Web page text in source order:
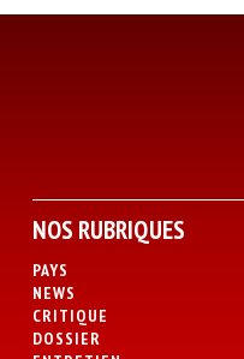
NOS RUBRIQUES
PAYS
NEWS
CRITIQUE
DOSSIER